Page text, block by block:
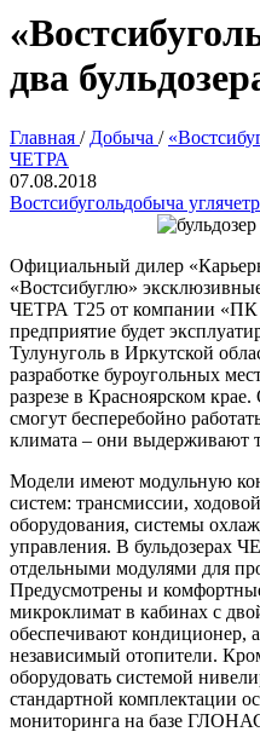
два
Главная / Добыча /
ЧЕТРА
07.08.2018
Востсибугольдобыча угля
Официальный дилер
«Востсибуглю»
ЧЕТРА Т25 от компании
предприятие будет
Тулунуголь в Иркутской
разработке буроугольных
разрезе в Красноярском крае.
смогут бесперебойно
климата – они выдерживают
Модели имеют модульную
систем: трансмиссии,
оборудования, системы
управления. В бульдозерах
отдельными модулями для
Предусмотрены и
микроклимат в кабинах с
обеспечивают кондиционер,
независимый отопители.
оборудовать системой
стандартной комплектации
мониторинга на базе